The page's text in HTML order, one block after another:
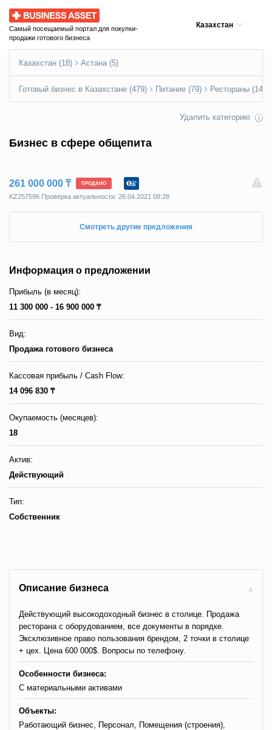
Business Asset
Самый посещаемый портал для покупки-
продажи готового бизнеса
Казахстан
Казахстан (18) Астана (5)
Готовый бизнес в Казахстане (479) Питание (79) Рестораны (14)
Удалить категорию
Бизнес в сфере общепита
261 000 000 ₸ ПРОДАНО
KZ257596 Пpoвepкa aктyaльнocти: 26.04.2021 08:28
Смотреть другие предложения
Информация о предложении
Прибыль (в месяц):
11 300 000 - 16 900 000 ₸
Вид:
Продажа готового бизнеса
Кассовая прибыль / Сash Flow:
14 096 830 ₸
Окупаемость (месяцев):
18
Актив:
Действующий
Тип:
Собственник
Описание бизнеса
Действующий высокодоходный бизнес в столице. Продажа
ресторана с оборудованием, все документы в порядке.
Эксклюзивное право пользования брендом, 2 точки в столице
+ цех. Цена 600 000$. Вопросы по телефону.
Особенности бизнеса:
С материальными активами
Объекты:
Работающий бизнес, Персонал, Помещения (строения),